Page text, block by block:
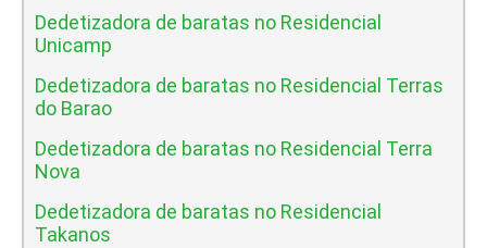
Dedetizadora de baratas no Residencial
Unicamp
Dedetizadora de baratas no Residencial Terras
do Barao
Dedetizadora de baratas no Residencial Terra
Nova
Dedetizadora de baratas no Residencial
Takanos